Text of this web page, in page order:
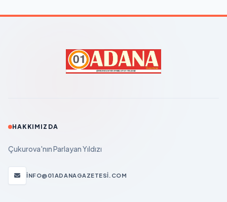
HAKKIMIZDA
Çukurova'nın Parlayan Yıldızı
INFO@01ADANAGAZETESI.COM